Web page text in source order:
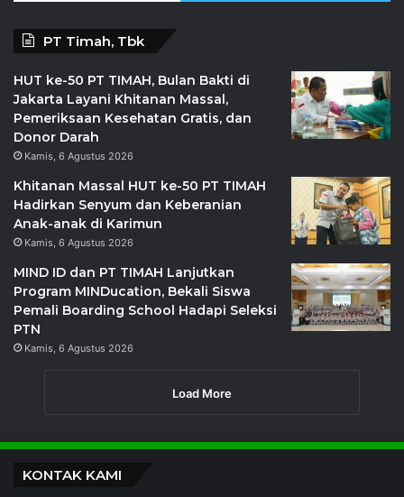
PT Timah, Tbk
HUT ke-50 PT TIMAH, Bulan Bakti di
Jakarta Layani Khitanan Massal,
Pemeriksaan Kesehatan Gratis, dan
Donor Darah
Kamis, 6 Agustus 2026
Khitanan Massal HUT ke-50 PT TIMAH
Hadirkan Senyum dan Keberanian
Anak-anak di Karimun
Kamis, 6 Agustus 2026
MIND ID dan PT TIMAH Lanjutkan
Program MINDucation, Bekali Siswa
Pemali Boarding School Hadapi Seleksi
PTN
Kamis, 6 Agustus 2026
Load More
KONTAK KAMI